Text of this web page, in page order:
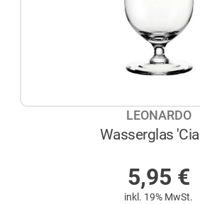
LEONARDO
Wasserglas
5,95 €
inkl. 19% MwSt.